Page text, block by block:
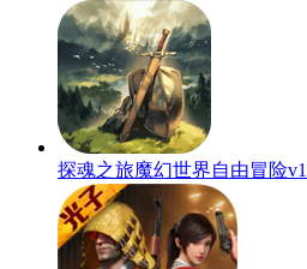
探魂之旅魔幻世界自由冒险